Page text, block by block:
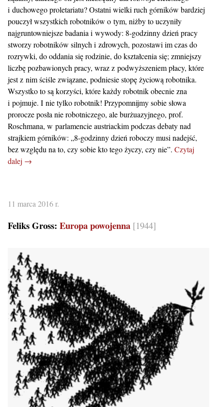
i duchowego proletariatu? Ostatni wielki ruch górników bardziej
pouczył wszystkich robotników o tym, niżby to uczyniły
najgruntowniejsze badania i wywody: 8-godzinny dzień pracy
stworzy robotników silnych i zdrowych, pozostawi im czas do
rozrywki, do oddania się rodzinie, do kształcenia się; zmniejszy
liczbę pozbawionych pracy, wraz z podwyższeniem płacy, które
jest z nim ściśle związane, podniesie stopę życiową robotnika.
Wszystko to są korzyści, które każdy robotnik obecnie zna
i pojmuje. I nie tylko robotnik! Przypomnijmy sobie słowa
prorocze posła nie robotniczego, ale burżuazyjnego, prof.
Roschmana, w parlamencie austriackim podczas debaty nad
strajkiem górników: „8-godzinny dzień roboczy musi nadejść,
bez względu na to, czy sobie kto tego życzy, czy nie”. Czytaj
dalej →
11 marca 2016 r.
Feliks Gross: Europa powojenna [1944]